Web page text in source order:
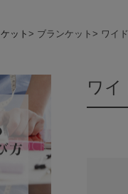
ケット ブランケット ワイ
ワイ